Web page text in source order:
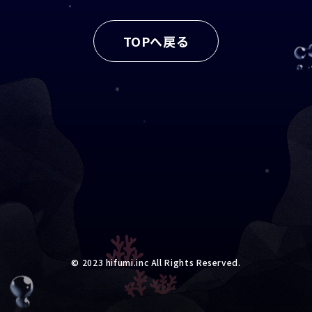
TOPへ戻る
©︎ 2023 hifumi.inc All Rights Reserved.